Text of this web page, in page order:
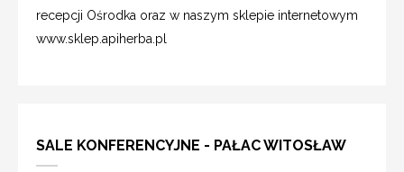
recepcji Ośrodka oraz w naszym sklepie internetowym
www.sklep.apiherba.pl
SALE KONFERENCYJNE - PAŁAC WITOSŁAW